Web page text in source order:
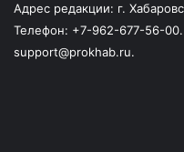
Адрес редакции: г.
Телефон: +7-962-677-56-
support@prokhab.ru.